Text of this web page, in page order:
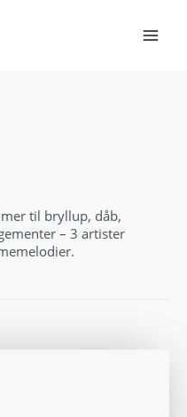
til bryllup, dåb,
– 3 artister